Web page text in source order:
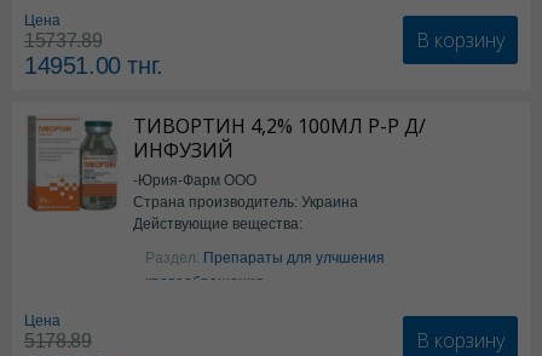
Цена
15737.89
14951.00тнг.
В корзину
ТИВОРТИН 4,2% 100МЛ Р-Р Д/
ИНФУЗИЙ
-Юрия-Фарм ООО
Страна производитель: Украина
Действующие вещества:
Аргинин
Раздел: Препараты для улчшения
кровообращения
Цена
5178.89 В корзину